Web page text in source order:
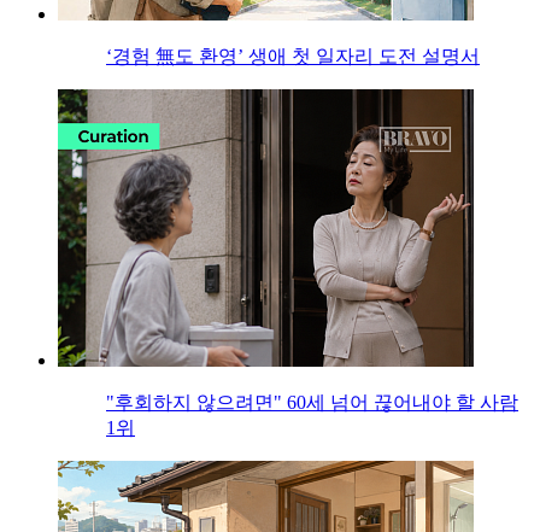
‘경험 無도 환영’ 생애 첫 일자리 도전 설명서
"후회하지 않으려면" 60세 넘어 끊어내야 할 사람
1위